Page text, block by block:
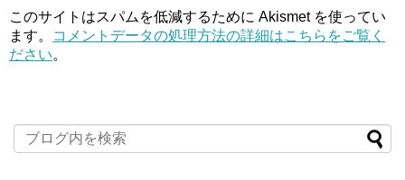
このサイトはスパムを低減するために Akismet を使ってい
ます。
コメントデータの処理方法の詳細はこちらをご覧く
ださい。